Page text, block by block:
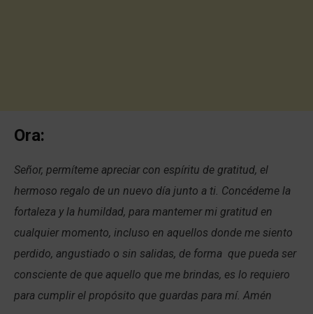
Ora:
Señor, permíteme apreciar con espíritu de gratitud, el
hermoso regalo de un nuevo día junto a ti. Concédeme la
fortaleza y la humildad, para mantemer mi gratitud en
cualquier momento, incluso en aquellos donde me siento
perdido, angustiado o sin salidas, de forma que pueda ser
consciente de que aquello que me brindas, es lo requiero
para cumplir el propósito que guardas para mí. Amén